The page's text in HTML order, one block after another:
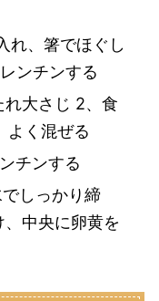
れ、箸でほぐし
ンチンする
大さじ 2、食
よく混ぜる
チンする
しっかり締
中央に卵黄を